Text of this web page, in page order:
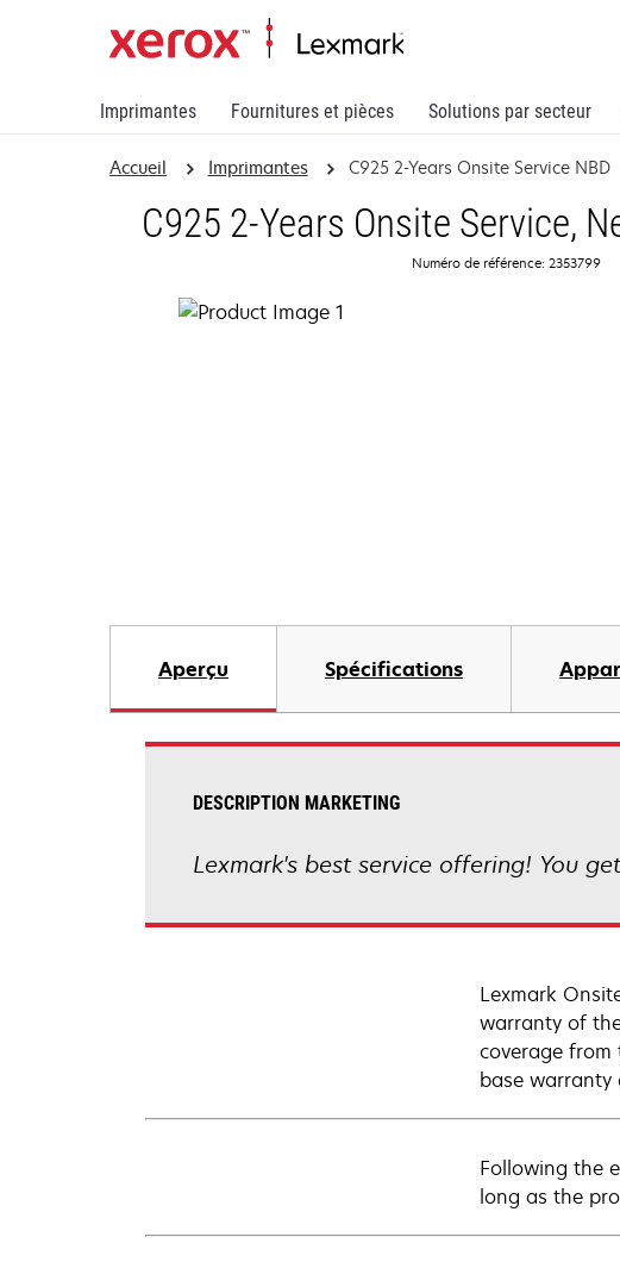
Imprimantes Fournitures et pièces Solutions par secteur
Accueil Imprimantes C925 2-Years Onsite Service NBD
C925 2-Years Onsite Service,
Numéro de référence: 2353799
Aperçu Spécifications
DESCRIPTION MARKETING
Lexmark's best service offering! You
Lexmark
warranty of
coverage from
base warranty
Following the
long as the